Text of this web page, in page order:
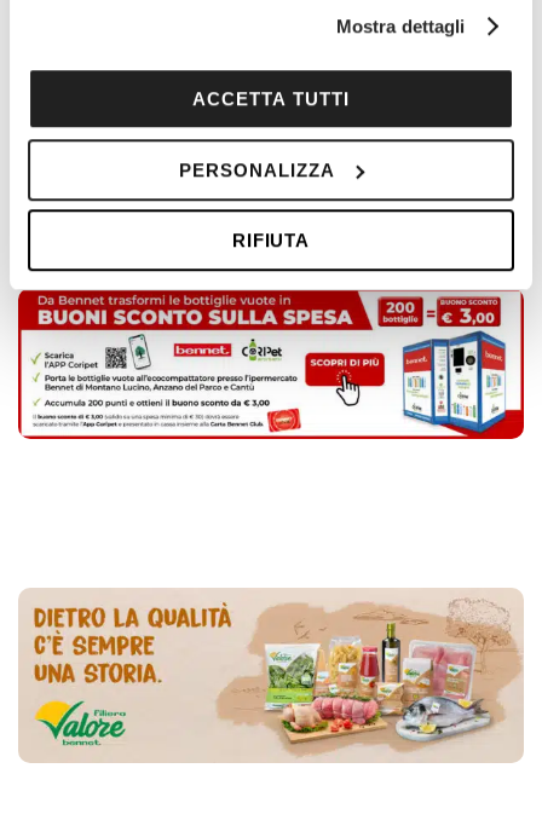
modificare o revocare il proprio consenso in qualsiasi
momento dalla Dichiarazione sui cookie o facendo clic
sull'icona di attivazione della privacy.
raccogliere informazioni sulla tua posizione
geografica, con un'approssimazione di qualche
Identificare il tuo dispositivo, scansionandolo
attivamente alla ricerca di caratteristiche specifiche
(impronte digitali).
Approfondisci come vengono elaborati i tuoi dati personali
e imposta le tue preferenze nella sezione dettagli . Puoi
modificare o ritirare il tuo consenso in qualsiasi momento
informazioni sul modo in cui utilizzi il nostro sito con i
nostri partner che si occupano di analisi dei dati web,
pubblicità e social media, i quali potrebbero combinarle
con altre informazioni che hai fornito loro o che hanno
raccolto dal tuo utilizzo dei loro servizi.
Mostra dettagli
ACCETTA TUTTI
PERSONALIZZA
RIFIUTA
VEDI TUTTE LE
PROPOSTE